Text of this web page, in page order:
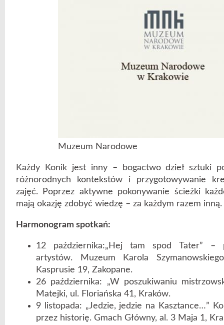
Muzeum Narodowe
Każdy Konik jest inny – bogactwo dzieł sztuki
różnorodnych kontekstów i przygotowywanie
zajęć. Poprzez aktywne pokonywanie ścieżki
mają okazję zdobyć wiedzę – za każdym razem inną.
Harmonogram spotkań:
12 października:„Hej tam spod Tater” –
artystów. Muzeum Karola
Kasprusie 19, Zakopane.
26 października: „W poszukiwaniu
Matejki, ul. Floriańska 41, Kraków.
9 listopada: „Jedzie, jedzie na Kasztance…”
przez historię. Gmach Główny, al. 3 Maja 1,